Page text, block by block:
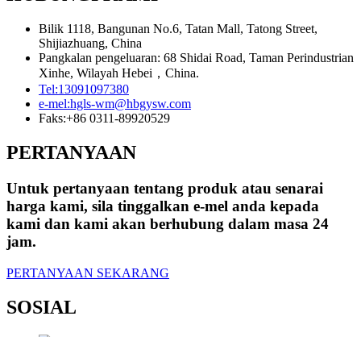
Bilik 1118, Bangunan No.6, Tatan Mall, Tatong Street,
Shijiazhuang, China
Pangkalan pengeluaran: 68 Shidai Road, Taman Perindustrian
Xinhe, Wilayah Hebei，China.
Tel:13091097380
e-mel:hgls-wm@hbgysw.com
Faks:+86 0311-89920529
PERTANYAAN
Untuk pertanyaan tentang produk atau senarai
harga kami, sila tinggalkan e-mel anda kepada
kami dan kami akan berhubung dalam masa 24
jam.
PERTANYAAN SEKARANG
SOSIAL